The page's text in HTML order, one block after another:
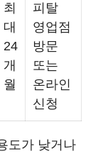
최
대
24
개
월
피탈
영업점
방문
또는
온라인
신청
도가 낮거나